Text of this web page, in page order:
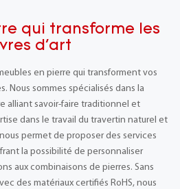
qui transforme les
d'art
en pierre qui transforment vos
Nous sommes spécialisés dans la
alliant savoir-faire traditionnel et
dans le travail du travertin naturel et
permet de proposer des services
la possibilité de personnaliser
aux combinaisons de pierres. Sans
des matériaux certifiés RoHS, nous